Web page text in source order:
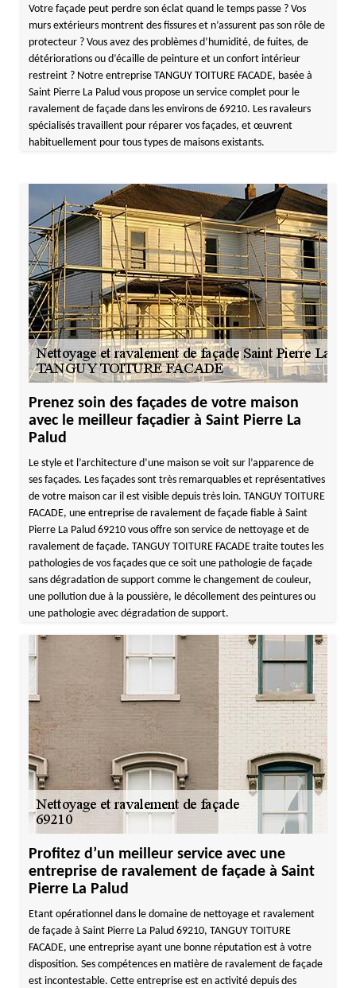
Votre façade peut perdre son éclat quand le temps passe ? Vos
murs extérieurs montrent des fissures et n’assurent pas son rôle de
protecteur ? Vous avez des problèmes d’humidité, de fuites, de
détériorations ou d’écaille de peinture et un confort intérieur
restreint ? Notre entreprise TANGUY TOITURE FACADE, basée à
Saint Pierre La Palud vous propose un service complet pour le
ravalement de façade dans les environs de 69210. Les ravaleurs
spécialisés travaillent pour réparer vos façades, et œuvrent
habituellement pour tous types de maisons existants.
Prenez soin des façades de votre maison
avec le meilleur façadier à Saint Pierre La
Palud
Le style et l’architecture d’une maison se voit sur l’apparence de
ses façades. Les façades sont très remarquables et représentatives
de votre maison car il est visible depuis très loin. TANGUY TOITURE
FACADE, une entreprise de ravalement de façade fiable à Saint
Pierre La Palud 69210 vous offre son service de nettoyage et de
ravalement de façade. TANGUY TOITURE FACADE traite toutes les
pathologies de vos façades que ce soit une pathologie de façade
sans dégradation de support comme le changement de couleur,
une pollution due à la poussière, le décollement des peintures ou
une pathologie avec dégradation de support.
Profitez d’un meilleur service avec une
entreprise de ravalement de façade à Saint
Pierre La Palud
Etant opérationnel dans le domaine de nettoyage et ravalement
de façade à Saint Pierre La Palud 69210, TANGUY TOITURE
FACADE, une entreprise ayant une bonne réputation est à votre
disposition. Ses compétences en matière de ravalement de façade
est incontestable. Cette entreprise est en activité depuis des